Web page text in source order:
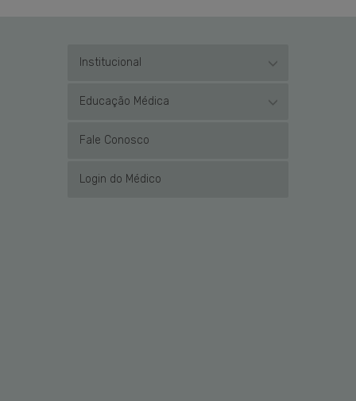
Institucional
Educação Médica
Fale Conosco
Login do Médico